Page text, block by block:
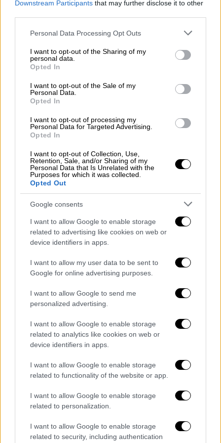
Downstream Participants that may further disclose it to other
Please note that this website/app uses one or more Google
not limited to your visit or usage behaviour. You may click to
grant or deny consent to Google and its third-party tags to
use your data for below specified purposes in below Google
consent section.
Personal Data Processing Opt Outs
I want to opt-out of the Sharing of my
personal data.
Opted In
I want to opt-out of the Sale of my
Personal Data.
Opted In
I want to opt-out of processing my
Personal Data for Targeted Advertising.
Opted In
I want to opt-out of Collection, Use,
Retention, Sale, and/or Sharing of my
Personal Data that Is Unrelated with the
Purposes for which it was collected.
Opted Out
Google consents
I want to allow Google to enable storage
related to advertising like cookies on web or
device identifiers in apps.
I want to allow my user data to be sent to
Google for online advertising purposes.
I want to allow Google to send me
personalized advertising.
I want to allow Google to enable storage
related to analytics like cookies on web or
device identifiers in apps.
I want to allow Google to enable storage
related to functionality of the website or app.
I want to allow Google to enable storage
related to personalization.
I want to allow Google to enable storage
related to security, including authentication
ανασυγκροτηθεί πλήρωςόλο τοσύστημα,
ώστε να μπορέσουν οι ασθενείς να
απολαύσουν καλύτερες υπηρεσίες χωρίς
αναμονές και ταλαιπωρία.
Τα σημεία που παρατηρήθηκαν από τις
ελεγκτικές εργασίες που διενεργήθηκαν
είναι τα εξής:
Ο σχεδιασμός, η ανάπτυξη και η
εφαρμογή των Κλειστών Ελληνικών
Νοσηλίων (ΚΕΝ), δεν πληρούν τις
ελάχιστες απαιτούμενες προϋποθέσεις
για την αξιόπιστη και αποτελεσματική
τους λειτουργία.
Η εκπαίδευση του προσωπικού των
νοσοκομείων δεν ήταν η δέουσα, οι δε
οδηγίες για την ορθή εφαρμογή τους
ήταν ελλιπείς και σε ορισμένες
περιπτώσεις αντιφατικές.
Στα πληροφοριακά και κοστολογικά
συστήματα των νοσοκομείων δεν έγιναν
συνέπεια να υφίσταται αδυναμία
παρακολούθησης του πραγματικού
κόστους νοσηλείας σε επίπεδο
ασθενούς.
Για τον συντονισμό, εποπτεία και
δεδομένων του συστήματος των ΚΕΝ,
Υγείας, υπηρεσία με συγκεκριμένες
αρμοδιότητές. Δεν έγιναν οι
απαιτούμενες τροποποιήσεις, ώστε να
αποφεύγονται λανθασμένες